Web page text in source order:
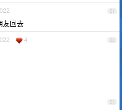
21
友回去
22
4
23